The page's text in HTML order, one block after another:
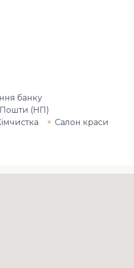
банку
Пошти (НП)
Салон краси